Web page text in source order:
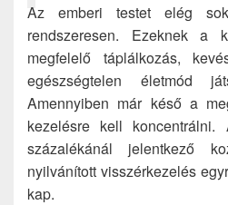
Az emberi testet elég
rendszeresen. Ezeknek a
megfelelő táplálkozás,
egészségtelen életmód
Amennyiben már késő a
kezelésre kell
százalékánál jelentkező
nyilvánított visszérkezelés
kap.